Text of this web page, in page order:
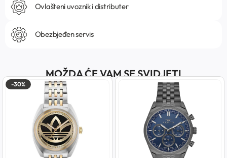
Ovlašteni uvoznik i distributer
Obezbjeđen servis
MOŽDA ĆE VAM SE SVIDJETI
-30%